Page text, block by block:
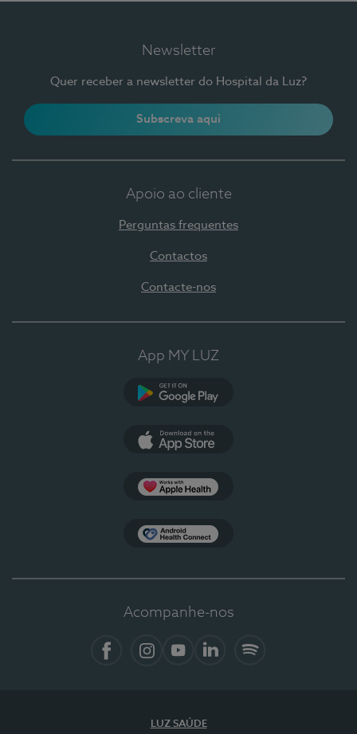
Newsletter
Quer receber a newsletter do Hospital da Luz?
Subscreva aqui
Apoio ao cliente
Perguntas frequentes
Contactos
Contacte-nos
App MY LUZ
Acompanhe-nos
LUZ SAÚDE